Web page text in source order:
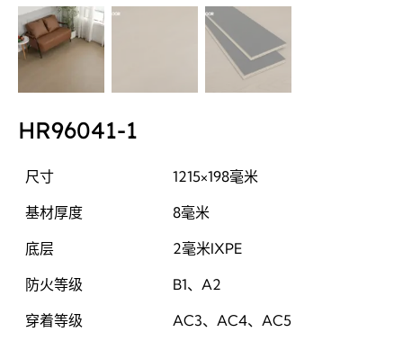
HR96041-1
尺寸
1215×198毫米
基材厚度
8毫米
底层
2毫米IXPE
防火等级
B1、A2
穿着等级
AC3、AC4、AC5